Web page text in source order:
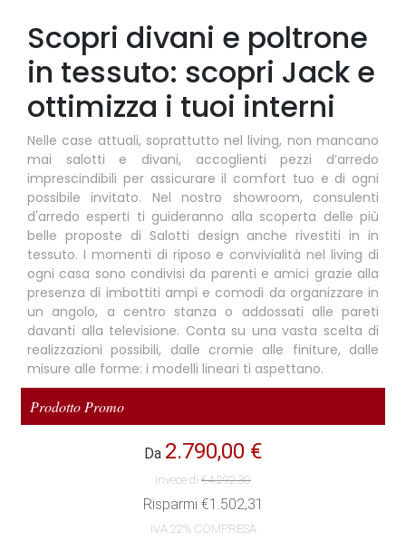
Scopri divani e poltrone
in tessuto: scopri Jack e
ottimizza i tuoi interni
Nelle case attuali, soprattutto nel living, non mancano
mai salotti e divani, accoglienti pezzi d’arredo
imprescindibili per assicurare il comfort tuo e di ogni
possibile invitato. Nel nostro showroom, consulenti
d'arredo esperti ti guideranno alla scoperta delle più
belle proposte di Salotti design anche rivestiti in in
tessuto. I momenti di riposo e convivialità nel living di
ogni casa sono condivisi da parenti e amici grazie alla
presenza di imbottiti ampi e comodi da organizzare in
un angolo, a centro stanza o addossati alle pareti
davanti alla televisione. Conta su una vasta scelta di
realizzazioni possibili, dalle cromie alle finiture, dalle
misure alle forme: i modelli lineari ti aspettano.